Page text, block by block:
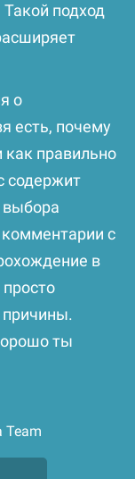
подход
о
есть, почему
правильно
содержит
выбора
с
в
причины.
ты
Team